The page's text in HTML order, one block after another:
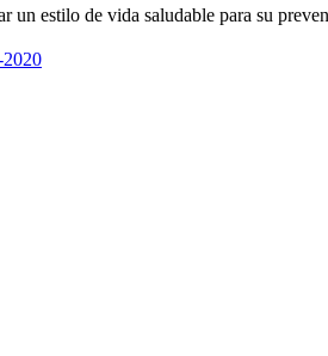
un estilo de vida saludable para su
2020